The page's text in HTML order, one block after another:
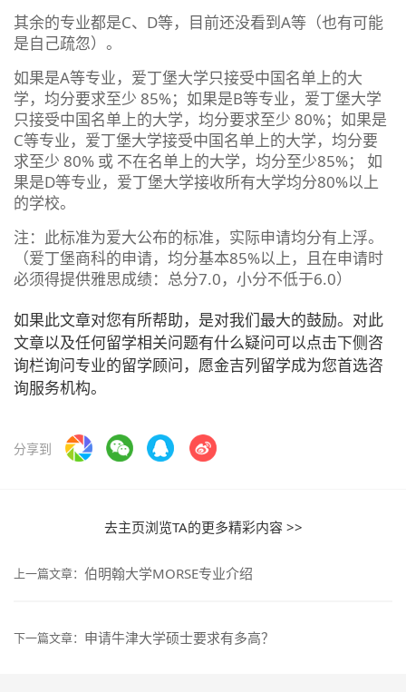
其余的专业都是C、D等，目前还没看到A等（也有可能
是自己疏忽）。
如果是A等专业，爱丁堡大学只接受中国名单上的大
学，均分要求至少 85%；如果是B等专业，爱丁堡大学
只接受中国名单上的大学，均分要求至少 80%；如果是
C等专业，爱丁堡大学接受中国名单上的大学，均分要
求至少 80% 或 不在名单上的大学，均分至少85%； 如
果是D等专业，爱丁堡大学接收所有大学均分80%以上
的学校。
注：此标准为爱大公布的标准，实际申请均分有上浮。
（爱丁堡商科的申请，均分基本85%以上，且在申请时
必须得提供雅思成绩：总分7.0，小分不低于6.0）
如果此文章对您有所帮助，是对我们最大的鼓励。对此
文章以及任何留学相关问题有什么疑问可以点击下侧咨
询栏询问专业的留学顾问，愿金吉列留学成为您首选咨
询服务机构。
分享到
去主页浏览TA的更多精彩内容 >>
上一篇文章： 伯明翰大学MORSE专业介绍
下一篇文章： 申请牛津大学硕士要求有多高？